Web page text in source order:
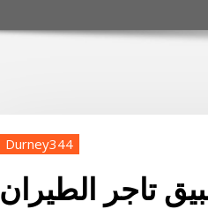
Durney344
تاجر الطيران